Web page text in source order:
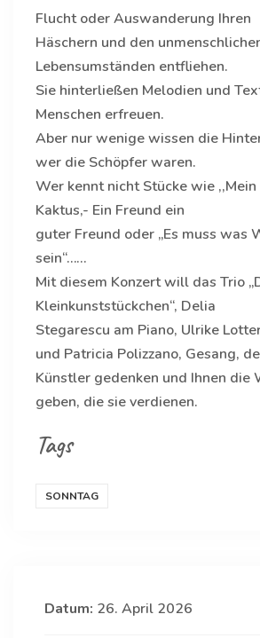
Flucht oder Auswanderung Ihren
Häschern und den
Lebensumständen entfliehen.
Sie hinterließen Melodien und
Menschen erfreuen.
Aber nur wenige wissen die
wer die Schöpfer waren.
Wer kennt nicht Stücke wie
Kaktus,- Ein Freund ein
guter Freund oder „Es muss was
sein“……
Mit diesem Konzert will das Trio
Kleinkunststückchen“, Delia
Stegarescu am Piano, Ulrike
und Patricia Polizzano, Gesang,
Künstler gedenken und Ihnen die
geben, die sie verdienen.
Tags
SONNTAG
Datum: 26. April 2026